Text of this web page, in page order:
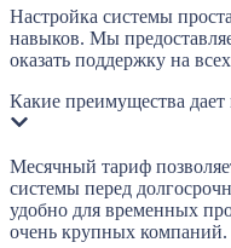
Настройка системы
навыков. Мы
оказать поддержку на
Какие преимущества
Месячный тариф
системы перед
удобно для временных
очень крупных компаний.